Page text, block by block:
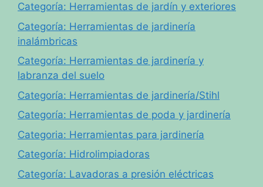
Categoría: Herramientas de jardín y exteriores
Categoría: Herramientas de jardinería
inalámbricas
Categoría: Herramientas de jardinería y
labranza del suelo
Categoría: Herramientas de jardinería/Stihl
Categoría: Herramientas de poda y jardinería
Categoria: Herramientas para jardinería
Categoría: Hidrolimpiadoras
Categoría: Lavadoras a presión eléctricas